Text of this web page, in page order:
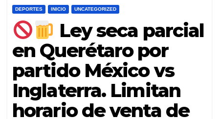
DEPORTES INICIO UNCATEGORIZED
Ley seca parcial
en Querétaro por
partido México vs
Inglaterra. Limitan
horario de venta de